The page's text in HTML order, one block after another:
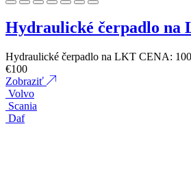
Hydraulické čerpadlo na
Hydraulické čerpadlo na LKT CENA:
€100
Zobraziť
Volvo
Scania
Daf